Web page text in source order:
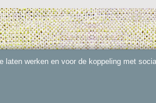
werken en voor de koppeling met